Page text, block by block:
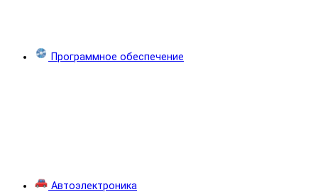
Программное обеспечение
Автоэлектроника